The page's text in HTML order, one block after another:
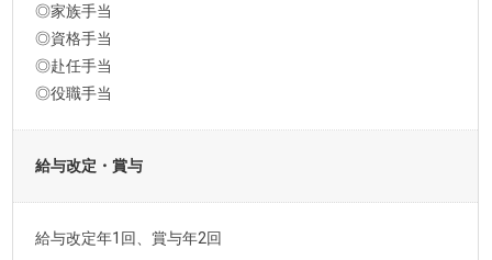
◎家族手当
◎資格手当
◎赴任手当
◎役職手当
給与改定・賞与
給与改定年1回、賞与年2回